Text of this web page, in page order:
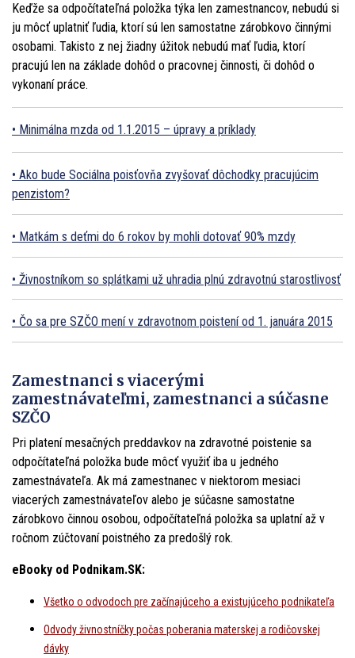
Keďže sa odpočítateľná položka týka len zamestnancov, nebudú si
ju môcť uplatniť ľudia, ktorí sú len samostatne zárobkovo činnými
osobami. Takisto z nej žiadny úžitok nebudú mať ľudia, ktorí
pracujú len na základe dohôd o pracovnej činnosti, či dohôd o
vykonaní práce.
Minimálna mzda od 1.1.2015 – úpravy a príklady
Ako bude Sociálna poisťovňa zvyšovať dôchodky pracujúcim
penzistom?
Matkám s deťmi do 6 rokov by mohli dotovať 90% mzdy
Živnostníkom so splátkami už uhradia plnú zdravotnú starostlivosť
Čo sa pre SZČO mení v zdravotnom poistení od 1. januára 2015
Zamestnanci s viacerými
zamestnávateľmi, zamestnanci a súčasne
SZČO
Pri platení mesačných preddavkov na zdravotné poistenie sa
odpočítateľná položka bude môcť využiť iba u jedného
zamestnávateľa. Ak má zamestnanec v niektorom mesiaci
viacerých zamestnávateľov alebo je súčasne samostatne
zárobkovo činnou osobou, odpočítateľná položka sa uplatní až v
ročnom zúčtovaní poistného za predošlý rok.
eBooky od Podnikam.SK:
Všetko o odvodoch pre začínajúceho a existujúceho podnikateľa
Odvody živnostníčky počas poberania materskej a rodičovskej
dávky